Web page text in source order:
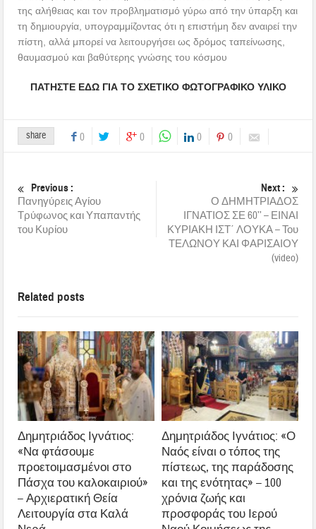
της αλήθειας και τον προβληματισμό γύρω από την ύπαρξη και
τη δημιουργία, υπογραμμίζοντας ότι η επιστήμη δεν αναιρεί την
πίστη, αλλά μπορεί να λειτουργήσει ως δρόμος ταπείνωσης,
θαυμασμού και βαθύτερης γνώσης του κόσμου
ΠΑΤΗΣΤΕ ΕΔΩ ΓΙΑ ΤΟ ΣΧΕΤΙΚΟ ΦΩΤΟΓΡΑΦΙΚΟ ΥΛΙΚΟ
share 0 0 0 0
Previous :
Πανηγύρεις Αγίου
Τρύφωνος και Υπαπαντής
του Κυρίου
Next :
Ο ΔΗΜΗΤΡΙΑΔΟΣ
ΙΓΝΑΤΙΟΣ ΣΕ 60’’ – ΕΙΝΑΙ
ΚΥΡΙΑΚΗ ΙΣΤ΄ ΛΟΥΚΑ – Του
ΤΕΛΩΝΟΥ ΚΑΙ ΦΑΡΙΣΑΙΟΥ
(video)
Related posts
Δημητριάδος Ιγνάτιος:
«Να φτάσουμε
προετοιμασμένοι στο
Πάσχα του καλοκαιριού»
– Αρχιερατική Θεία
Λειτουργία στα Καλά
Δημητριάδος Ιγνάτιος: «Ο
Ναός είναι ο τόπος της
πίστεως, της παράδοσης
και της ενότητας» – 100
χρόνια ζωής και
προσφοράς του Ιερού